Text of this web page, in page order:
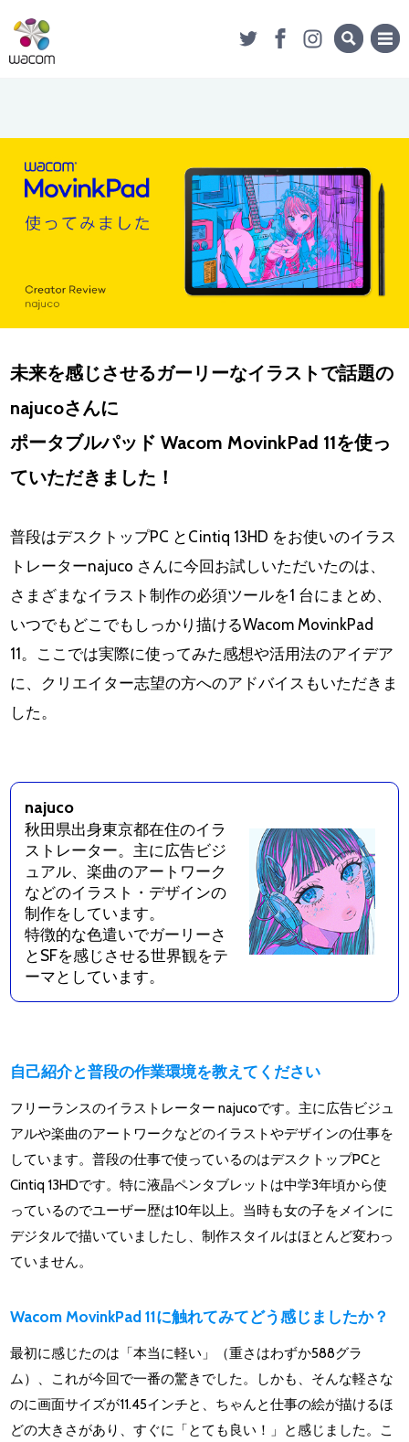
未来を感じさせるガーリーなイラストで話題の
najucoさんに
ポータブルパッド Wacom MovinkPad 11を使っ
ていただきました！
普段はデスクトップPC とCintiq 13HD をお使いのイラス
トレーターnajuco さんに今回お試しいただいたのは、
さまざまなイラスト制作の必須ツールを1 台にまとめ、
いつでもどこでもしっかり描けるWacom MovinkPad
11。ここでは実際に使ってみた感想や活用法のアイデア
に、クリエイター志望の方へのアドバイスもいただきま
した。
najuco
秋田県出身東京都在住のイラ
ストレーター。主に広告ビジ
ュアル、楽曲のアートワーク
などのイラスト・デザインの
制作をしています。
特徴的な色遣いでガーリーさ
とSFを感じさせる世界観をテ
ーマとしています。
自己紹介と普段の作業環境を教えてください
フリーランスのイラストレーター najucoです。主に広告ビジュ
アルや楽曲のアートワークなどのイラストやデザインの仕事を
しています。普段の仕事で使っているのはデスクトップPCと
Cintiq 13HDです。特に液晶ペンタブレットは中学3年頃から使
っているのでユーザー歴は10年以上。当時も女の子をメインに
デジタルで描いていましたし、制作スタイルはほとんど変わっ
ていません。
Wacom MovinkPad 11に触れてみてどう感じましたか？
最初に感じたのは「本当に軽い」（重さはわずか588グラ
ム）、これが今回で一番の驚きでした。しかも、そんな軽さな
のに画面サイズが11.45インチと、ちゃんと仕事の絵が描けるほ
どの大きさがあり、すぐに「とても良い！」と感じました。こ